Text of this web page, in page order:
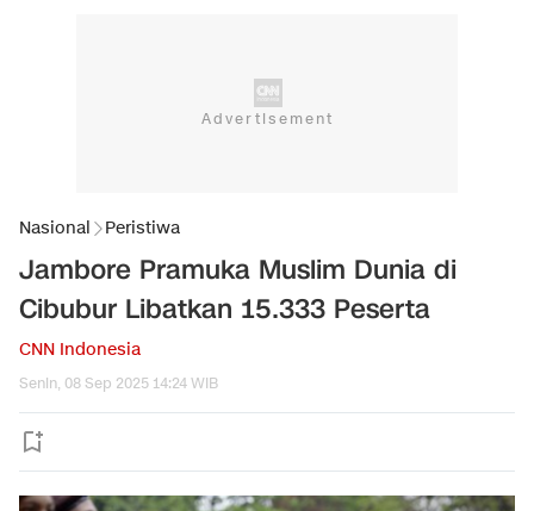
Nasional Peristiwa
Jambore Pramuka Muslim Dunia di
Cibubur Libatkan 15.333 Peserta
CNN Indonesia
Senin, 08 Sep 2025 14:24 WIB